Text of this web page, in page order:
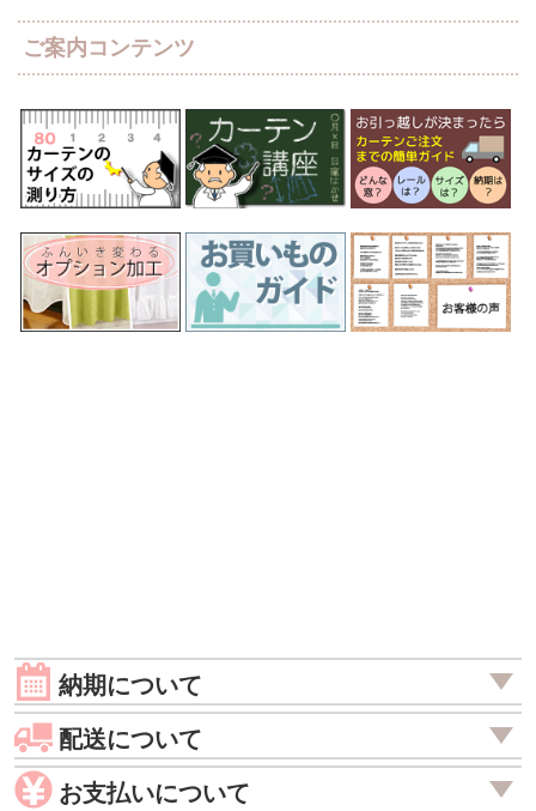
ご案内コンテンツ
納期について
配送について
お支払いについて